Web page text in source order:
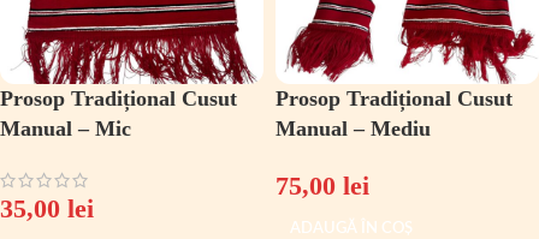
Prosop Tradițional Cusut
Manual – Mic
35,00 lei
Prosop Tradițional Cusut
Manual – Mediu
75,00 lei
ADAUGĂ ÎN COȘ